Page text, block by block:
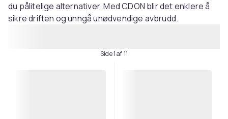
du pålitelige alternativer. Med CDON blir det enklere å
sikre driften og unngå unødvendige avbrudd.
Side 1 af 11